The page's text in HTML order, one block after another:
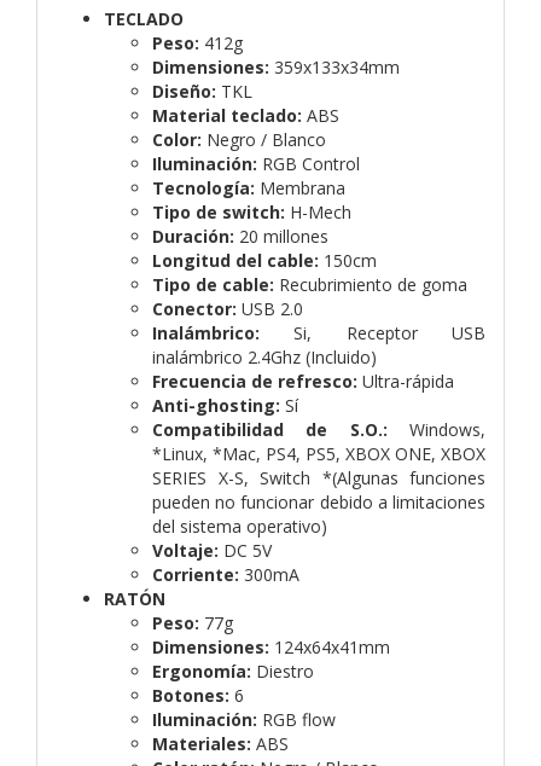
TECLADO
Peso: 412g
Dimensiones: 359x133x34mm
Diseño: TKL
Material teclado: ABS
Color: Negro / Blanco
Iluminación: RGB Control
Tecnología: Membrana
Tipo de switch: H-Mech
Duración: 20 millones
Longitud del cable: 150cm
Tipo de cable: Recubrimiento de goma
Conector: USB 2.0
Inalámbrico:Si, Receptor USB
inalámbrico 2.4Ghz (Incluido)
Frecuencia de refresco: Ultra-rápida
Anti-ghosting: Sí
Compatibilidad de S.O.: Windows,
*Linux, *Mac, PS4, PS5, XBOX ONE, XBOX
SERIES X-S, Switch *(Algunas funciones
pueden no funcionar debido a limitaciones
del sistema operativo)
Voltaje: DC 5V
Corriente: 300mA
RATÓN
Peso: 77g
Dimensiones: 124x64x41mm
Ergonomía: Diestro
Botones: 6
Iluminación: RGB flow
Materiales: ABS